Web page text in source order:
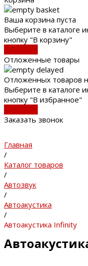
Ваша корзина пуста
Выберите в каталоге
кнопку "В корзину"
Отложенные товары
Отложенных товаров
Выберите в каталоге
кнопку "В избранное"
Заказать звонок
Главная
/
Каталог товаров
/
Автозвук
/
Автоакустика
/
Автоакустика Infinity